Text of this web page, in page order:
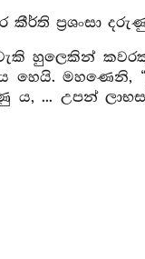
ප්‍රශංසා
හුලෙකින්
හෙයි.
ය, ... උපන්